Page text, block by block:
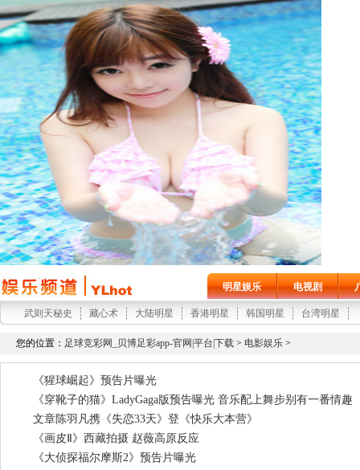
明星娱乐 电视剧
武则天秘史 藏心术 大陆明星 香港明星 韩国明星 台湾明星
您的位置： 足球竞彩网_贝博足彩app-官网|平台|下载 > 电影娱乐 >
《猩球崛起》预告片曝光
《穿靴子的猫》LadyGaga版预告曝光 音乐配上舞步别有一番情趣
文章陈羽凡携《失恋33天》登《快乐大本营》
《画皮Ⅱ》西藏拍摄 赵薇高原反应
《大侦探福尔摩斯2》预告片曝光